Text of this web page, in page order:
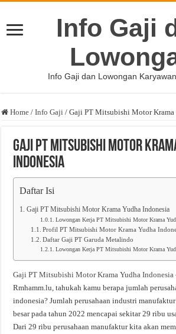
Info Gaji
Info Gaji dan Lowongan
Home / Info Gaji / Gaji PT Mitsubishi Motor Krama
Gaji PT Mitsubishi Motor
Indonesia
Daftar Isi
Gaji PT Mitsubishi Motor Krama Yudha Indonesia
Lowongan Kerja PT Mitsubishi Motor Krama
Profil PT Mitsubishi Motor Krama Yudha
Daftar Gaji PT Garuda Metalindo
Lowongan Kerja PT Mitsubishi Motor Krama
Gaji PT Mitsubishi Motor Krama Yudha Indonesia
Rmhamm.lu, tahukah kamu berapa jumlah
indonesia? Jumlah perusahaan industri
besar pada tahun 2022 mencapai sekitar 29 ribu
Dari 29 ribu perusahaan manufaktur kita akan